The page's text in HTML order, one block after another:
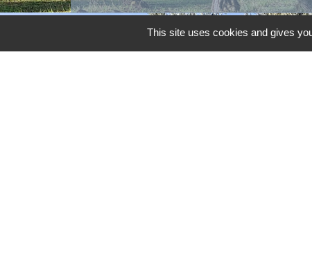
This site uses cookies and gives